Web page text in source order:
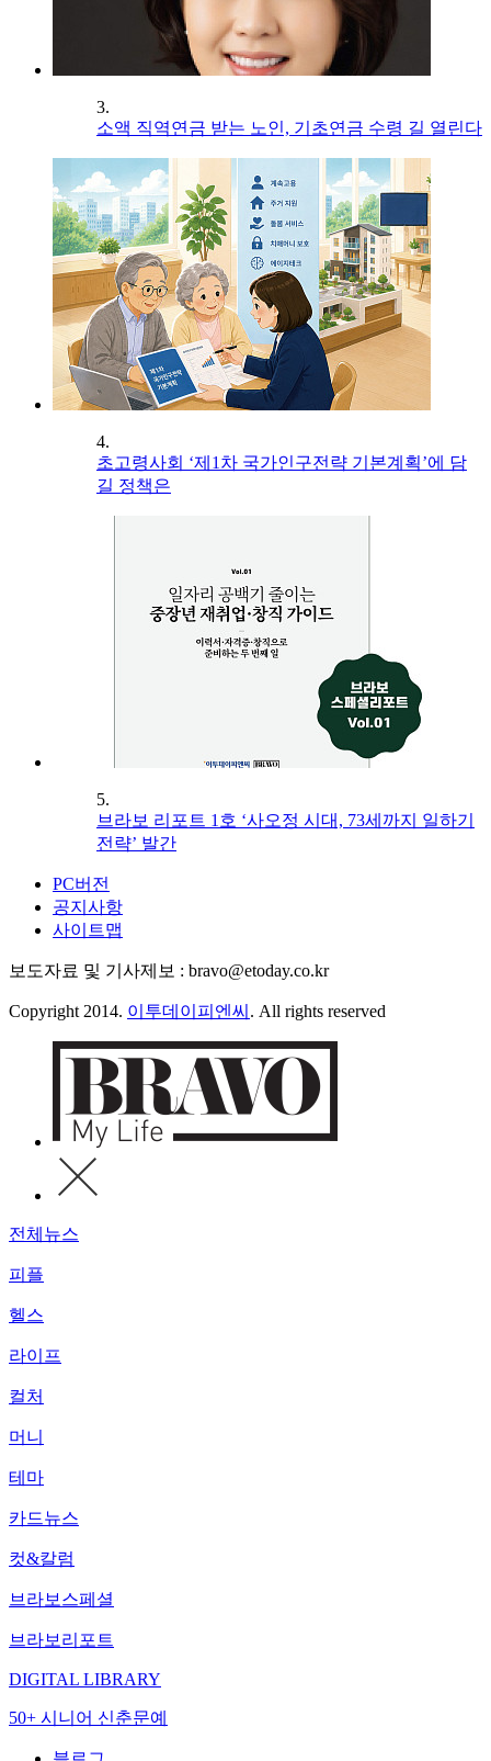
3.
소액 직역연금 받는 노인, 기초연금 수령 길 열린다
4.
초고령사회 ‘제1차 국가인구전략 기본계획’에 담
길 정책은
5.
브라보 리포트 1호 ‘사오정 시대, 73세까지 일하기
전략’ 발간
PC버전
공지사항
사이트맵
보도자료 및 기사제보 : bravo@etoday.co.kr
Copyright 2014. 이투데이피엔씨 . All rights reserved
전체뉴스
피플
헬스
라이프
컬처
머니
테마
카드뉴스
컷&칼럼
브라보스페셜
브라보리포트
DIGITAL LIBRARY
50+ 시니어 신춘문예